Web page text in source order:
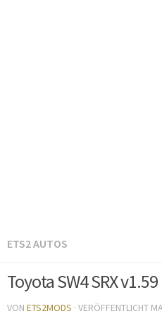
ETS2 AUTOS
Toyota SW4 SRX v1.59
VON ETS2MODS · VERÖFFENTLICHT